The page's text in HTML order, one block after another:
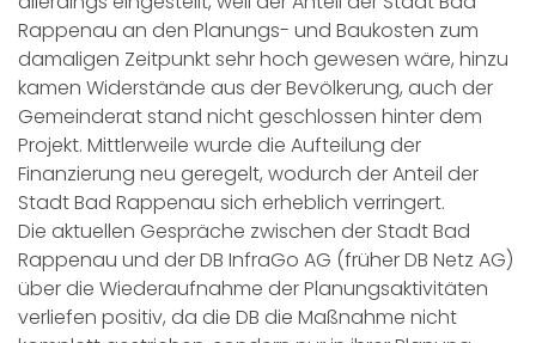
Rappenau an den Planungs- und Baukosten zum
damaligen Zeitpunkt sehr hoch gewesen wäre, hinzu
kamen Widerstände aus der Bevölkerung, auch der
Gemeinderat stand nicht geschlossen hinter dem
Projekt. Mittlerweile wurde die Aufteilung der
Finanzierung neu geregelt, wodurch der Anteil der
Stadt Bad Rappenau sich erheblich verringert.
Die aktuellen Gespräche zwischen der Stadt Bad
Rappenau und der DB InfraGo AG (früher DB Netz AG)
über die Wiederaufnahme der Planungsaktivitäten
verliefen positiv, da die DB die Maßnahme nicht